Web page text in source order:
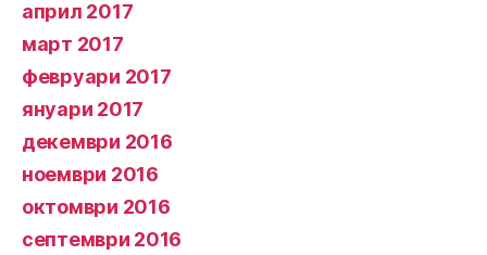
април 2017
март 2017
февруари 2017
януари 2017
декември 2016
ноември 2016
октомври 2016
септември 2016